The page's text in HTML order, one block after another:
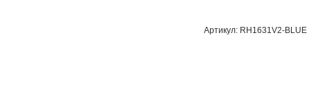
Артикул: RH1631V2-BLUE